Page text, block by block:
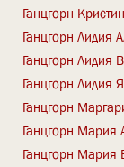
Ганцгорн
Ганцгорн Лидия
Ганцгорн Лидия
Ганцгорн Лидия
Ганцгорн
Ганцгорн Мария
Ганцгорн Мария